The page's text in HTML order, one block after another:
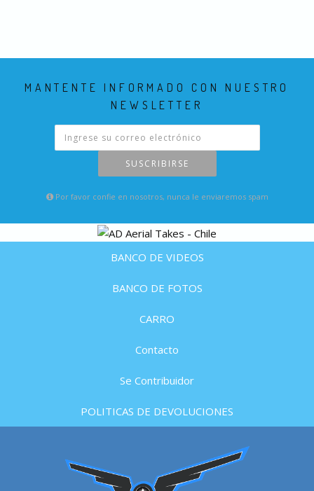
MANTENTE INFORMADO CON NUESTRO
NEWSLETTER
SUSCRIBIRSE
Por favor confie en nosotros, nunca le enviaremos spam
BANCO DE VIDEOS
BANCO DE FOTOS
CARRO
Contacto
Se Contribuidor
POLITICAS DE DEVOLUCIONES